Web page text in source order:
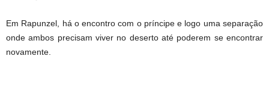
Em Rapunzel, há o encontro com o príncipe e logo uma separação
onde ambos precisam viver no deserto até poderem se encontrar
novamente.